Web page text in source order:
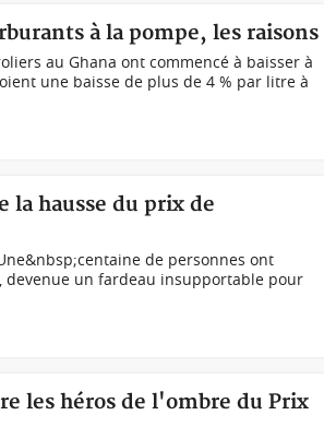
à la pompe, les raisons
au Ghana ont commencé à baisser à
une baisse de plus de 4 % par litre à
la hausse du prix de
de personnes ont
devenue un fardeau insupportable pour
les héros de l'ombre du Prix